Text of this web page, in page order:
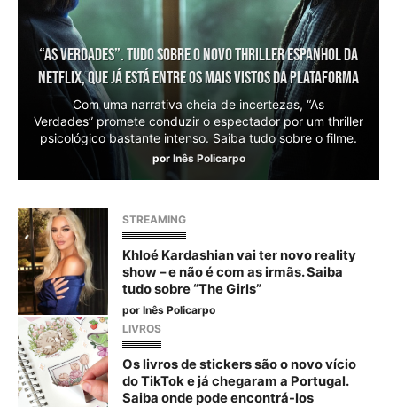
“As Verdades”. Tudo sobre o novo thriller espanhol da
Netflix, que já está entre os mais vistos da plataforma
Com uma narrativa cheia de incertezas, “As
Verdades” promete conduzir o espectador por um thriller
psicológico bastante intenso. Saiba tudo sobre o filme.
por Inês Policarpo
STREAMING
Khloé Kardashian vai ter novo reality
show – e não é com as irmãs. Saiba
tudo sobre “The Girls”
por Inês Policarpo
LIVROS
Os livros de stickers são o novo vício
do TikTok e já chegaram a Portugal.
Saiba onde pode encontrá-los